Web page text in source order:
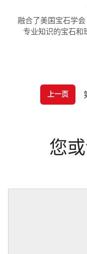
融合了美国宝石学
专业知识的宝石和
上一页
您